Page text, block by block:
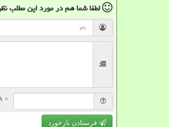
لطفا شما همدر مورد این مطلب
= ۹ بعلاوه ۳
فرستادن بازخورد